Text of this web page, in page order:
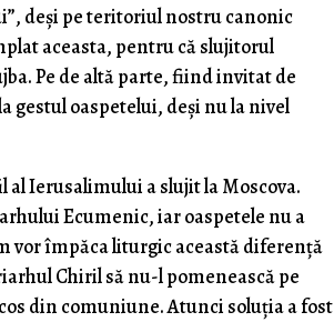
deși pe teritoriul nostru canonic
aceasta, pentru că slujitorul
Pe de altă parte, fiind invitat de
gestul oaspetelui, deși nu la nivel
Ierusalimului a slujit la Moscova.
Ecumenic, iar oaspetele nu a
vor împăca liturgic această diferență
Chiril să nu-l pomenească pe
din comuniune. Atunci soluția a fost